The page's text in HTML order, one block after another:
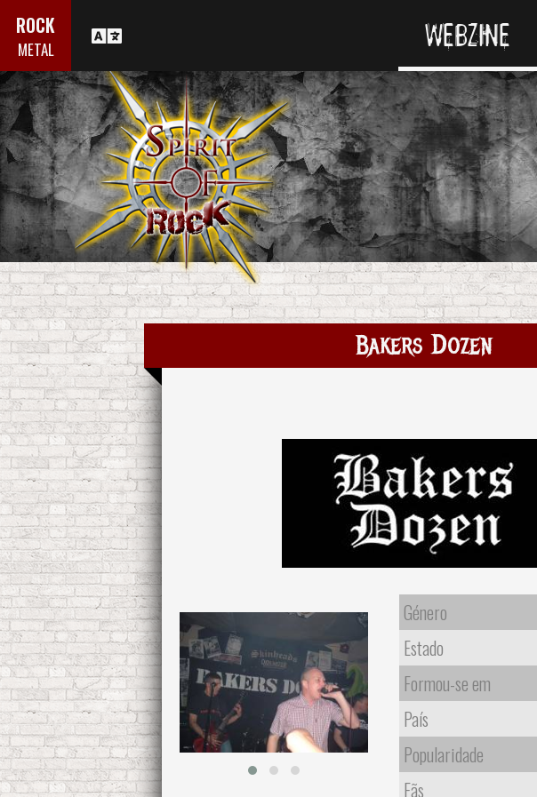
ROCK
METAL WEBZINE
Bakers Dozen
Género
Estado
Formou-se em
País
Popularidade
Fãs